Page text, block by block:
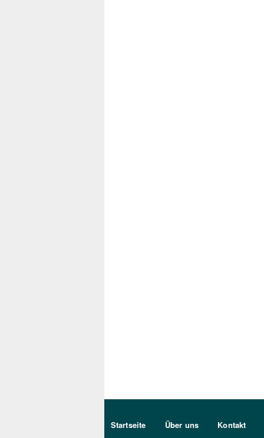
Sekundärmenu DE
Startseite Über uns Kontakt